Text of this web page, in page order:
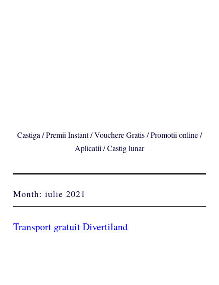
Castiga / Premii Instant / Vouchere Gratis / Promotii online /
Aplicatii / Castig lunar
Month: iulie 2021
Transport gratuit Divertiland